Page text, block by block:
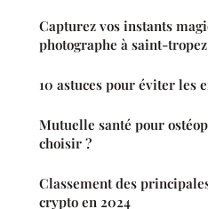
Capturez vos instants
photographe à saint-tropez
10 astuces pour éviter les
Mutuelle santé pour
choisir ?
Classement des
crypto en 2024